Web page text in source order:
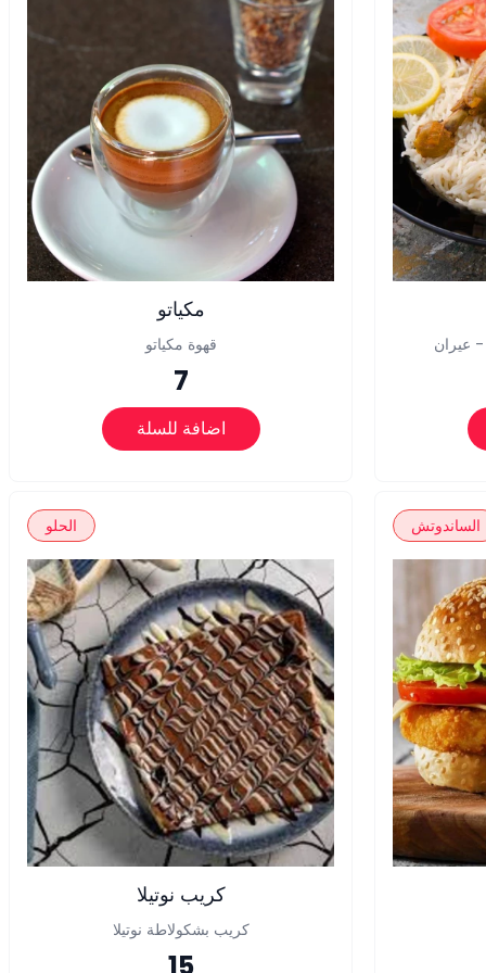
مكياتو
قهوة مكياتو
7
اضافة للسلة
الحلو
كريب نوتيلا
كريب بشكولاطة نوتيلا
عيران
الساندوتش